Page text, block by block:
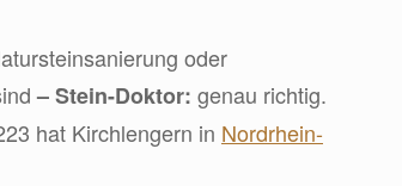
oder
– Stein-Doktor: genau richtig.
hat Kirchlengern in Nordrhein-